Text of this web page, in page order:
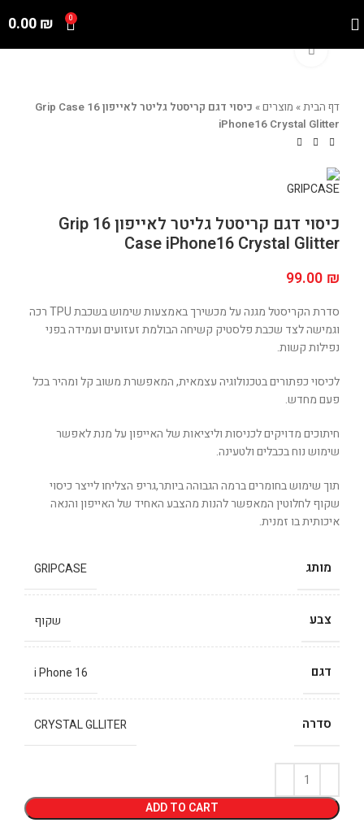
0
0.00₪
Click to enlarge
דף הבית» מוצרים»
כיסוי דגם קריסטל גליטר לאייפון 16 Grip Case
iPhone16 Crystal Glitter
כיסוי דגם קריסטל גליטר לאייפון 16 Grip
Case iPhone16 Crystal Glitter
99.00 ₪
סדרת הקריסטל מגנה על מכשירך באמצעות שימוש בשכבת TPU רכה
וגמישה לצד שכבת פלסטיק קשיחה הבולמת זעזועים ועמידה בפני
נפילות קשות.
לכיסוי כפתורים בטכנולוגיה עצמאית, המאפשרת משוב קל ומהיר בכל
פעם מחדש.
חיתוכים מדויקים לכניסות וליציאות של האייפון על מנת לאפשר
שימוש נוח בכבלים ולטעינה.
תוך שימוש בחומרים ברמה הגבוהה ביותר,גריפ הצליחו לייצר כיסוי
שקוף לחלוטין המאפשר להנות מהצבע האחיד של האייפון והנאה
איכותית בו זמנית.
מותג GRIPCASE
צבע שקוף
דגם i Phone 16
סדרה CRYSTAL GLLITER
ADD TO CART